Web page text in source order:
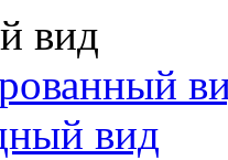
вид
вид